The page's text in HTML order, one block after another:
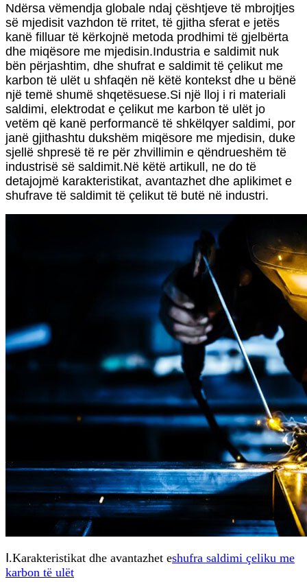
Ndërsa vëmendja globale ndaj çështjeve të mbrojtjes
së mjedisit vazhdon të rritet, të gjitha sferat e jetës
kanë filluar të kërkojnë metoda prodhimi të gjelbërta
dhe miqësore me mjedisin.Industria e saldimit nuk
bën përjashtim, dhe shufrat e saldimit të çelikut me
karbon të ulët u shfaqën në këtë kontekst dhe u bënë
një temë shumë shqetësuese.Si një lloj i ri materiali
saldimi, elektrodat e çelikut me karbon të ulët jo
vetëm që kanë performancë të shkëlqyer saldimi, por
janë gjithashtu dukshëm miqësore me mjedisin, duke
sjellë shpresë të re për zhvillimin e qëndrueshëm të
industrisë së saldimit.Në këtë artikull, ne do të
detajojmë karakteristikat, avantazhet dhe aplikimet e
shufrave të saldimit të çelikut të butë në industri.
Ⅰ.Karakteristikat dhe avantazhet eshufra saldimi çeliku me
karbon të ulët